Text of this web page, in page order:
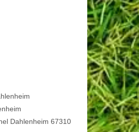
Dahlenheim 67310